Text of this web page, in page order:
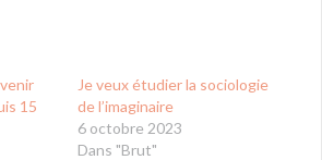
15
Je veux étudier la sociologie
de l’imaginaire
6 octobre 2023
Dans "Brut"